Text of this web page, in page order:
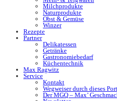
Milchprodukte
Naturprodukte
Obst & Gemüse
Winzer
Rezepte
Partner
Delikatessen
Getränke
Gastronomiebedarf
Küchentechnik
Max Ragwitz
Service
Kontakt
Wegweiser durch dieses
Der MGQ – Max’